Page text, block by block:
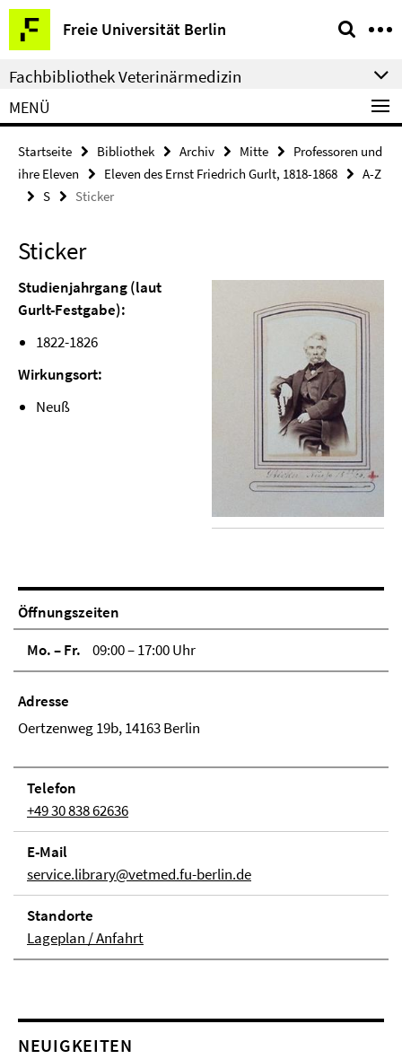
Springe
direkt
zu
Inhalt
Freie Universität Berlin
Service-
Navigation
Fachbibliothek Veterinärmedizin
MENÜ
Startseite Bibliothek Archiv Mitte
Professoren und
ihre Eleven
Eleven des Ernst Friedrich Gurlt, 1818-1868
A-Z
S
Sticker
Sticker
Studienjahrgang (laut
Gurlt-Festgabe):
1822-1826
Wirkungsort:
Neuß
Öffnungszeiten
Mo. – Fr.
09:00 – 17:00 Uhr
Adresse
Oertzenweg 19b, 14163 Berlin
Telefon
+49 30 838 62636
E-Mail
service.library@vetmed.fu-berlin.de
Stand­orte
Lageplan / Anfahrt
NEUIGKEITEN